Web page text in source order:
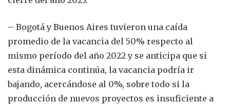
– Bogotá y Buenos Aires tuvieron una caída
promedio de la vacancia del 50% respecto al
mismo período del año 2022 y se anticipa que si
esta dinámica continúa, la vacancia podría ir
bajando, acercándose al 0%, sobre todo si la
producción de nuevos proyectos es insuficiente a